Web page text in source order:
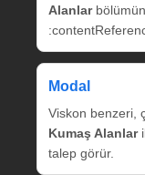
Alanlar
Modal
Viskon benzeri,
Kumaş Alanlar
talep görür.